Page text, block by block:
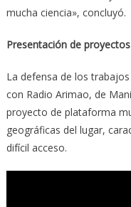
mucha ciencia», concluyó.
Presentación de proyectos
La defensa de los
con Radio Arimao, de
proyecto de plataforma
geográficas del lugar,
difícil acceso.